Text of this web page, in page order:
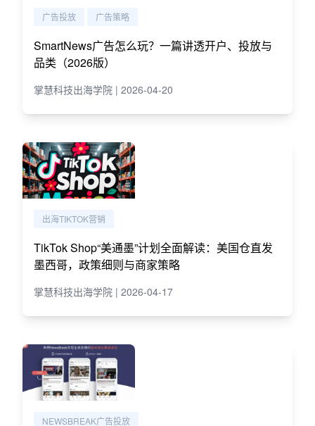
广告投放 广告策略
SmartNews广告怎么玩？一篇讲透开户、投放与
品类（2026版）
掌慧科技出海学院 | 2026-04-20
出海TIKTOK营销
TikTok Shop“美通墨”计划全面解读：美国仓直发
墨西哥，政策细则与商家策略
掌慧科技出海学院 | 2026-04-17
NEWSBREAK广告投放